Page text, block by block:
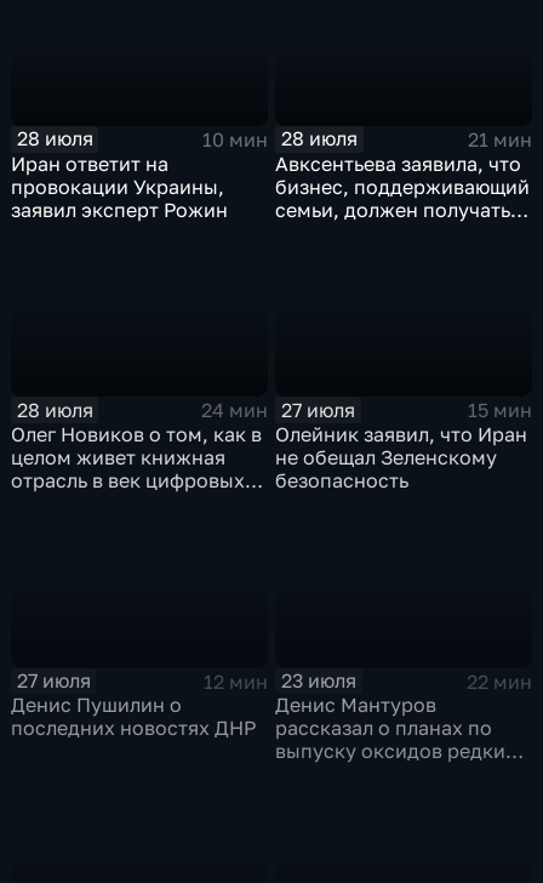
28 июля
10 мин
Иран ответит на
провокации Украины,
заявил эксперт Рожин
28 июля
21 мин
Авксентьева заявила, что
бизнес, поддерживающий
семьи, должен получать
28 июля
24 мин
Олег Новиков о том, как в
целом живет книжная
отрасль в век цифровых
27 июля
15 мин
Олейник заявил, что Иран
не обещал Зеленскому
безопасность
27 июля
12 мин
Денис Пушилин о
последних новостях ДНР
23 июля
22 мин
Денис Мантуров
рассказал о планах по
выпуску оксидов редких